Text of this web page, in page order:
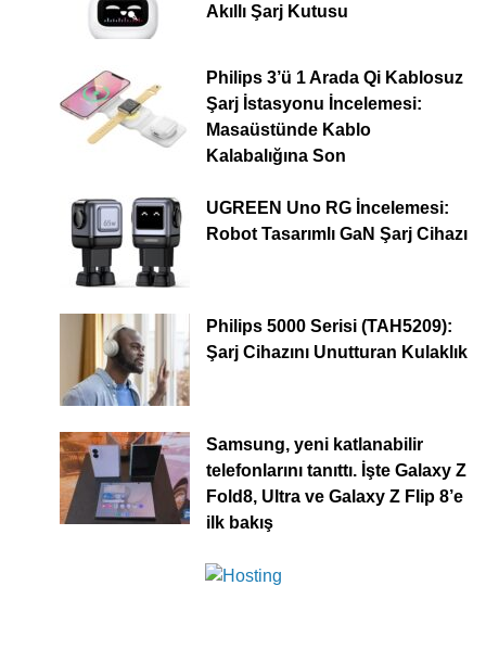
Akıllı Şarj Kutusu
Philips 3’ü 1 Arada Qi Kablosuz
Şarj İstasyonu İncelemesi:
Masaüstünde Kablo
Kalabalığına Son
UGREEN Uno RG İncelemesi:
Robot Tasarımlı GaN Şarj Cihazı
Philips 5000 Serisi (TAH5209):
Şarj Cihazını Unutturan Kulaklık
Samsung, yeni katlanabilir
telefonlarını tanıttı. İşte Galaxy Z
Fold8, Ultra ve Galaxy Z Flip 8’e
ilk bakış